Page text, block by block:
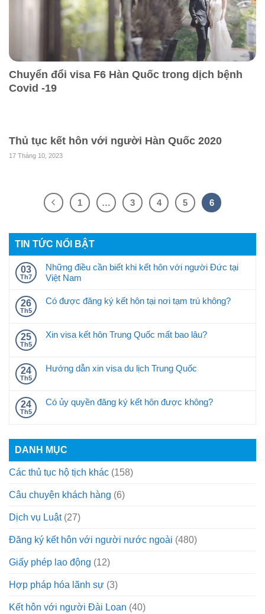
TIN TỨC NỔI BẬT
03
Th7
Những điều cần biết khi kết hôn với người Đức tại
Việt Nam
26
Th5
Có được đăng ký kết hôn tại nơi tạm trú không?
25
Th5
Xin visa kết hôn Trung Quốc mất bao lâu?
24
Th5
Hướng dẫn xin visa du lịch Trung Quốc
24
Th5
Có ủy quyền đăng ký kết hôn được không?
DANH MỤC
Các thủ tục hộ tịch khác (158)
Câu chuyện khách hàng (6)
Dịch vụ Luật(27)
Đăng ký kết hôn với người nước ngoài (480)
Giấy phép lao động (12)
Hợp pháp hóa lãnh sự (3)
Kết hôn với người Đài Loan (40)
Chuyển đổi visa F6 Hàn Quốc trong dịch bệnh
Covid -19
Thủ tục kết hôn với người Hàn Quốc 2020
17 Tháng 10, 2023
1 … 3 4 5 6